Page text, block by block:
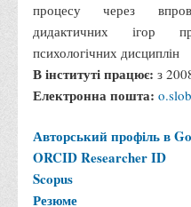
Правила прийому на
Програми вступних
Перелік предметних
випробування для
Положення про
випробувань
процесу через
дидактичних ігор
психологічних дисциплін
В інституті працює: з
Електронна пошта:
Авторський профіль в
ORCIDResearcher ID
Scopus
Резюме